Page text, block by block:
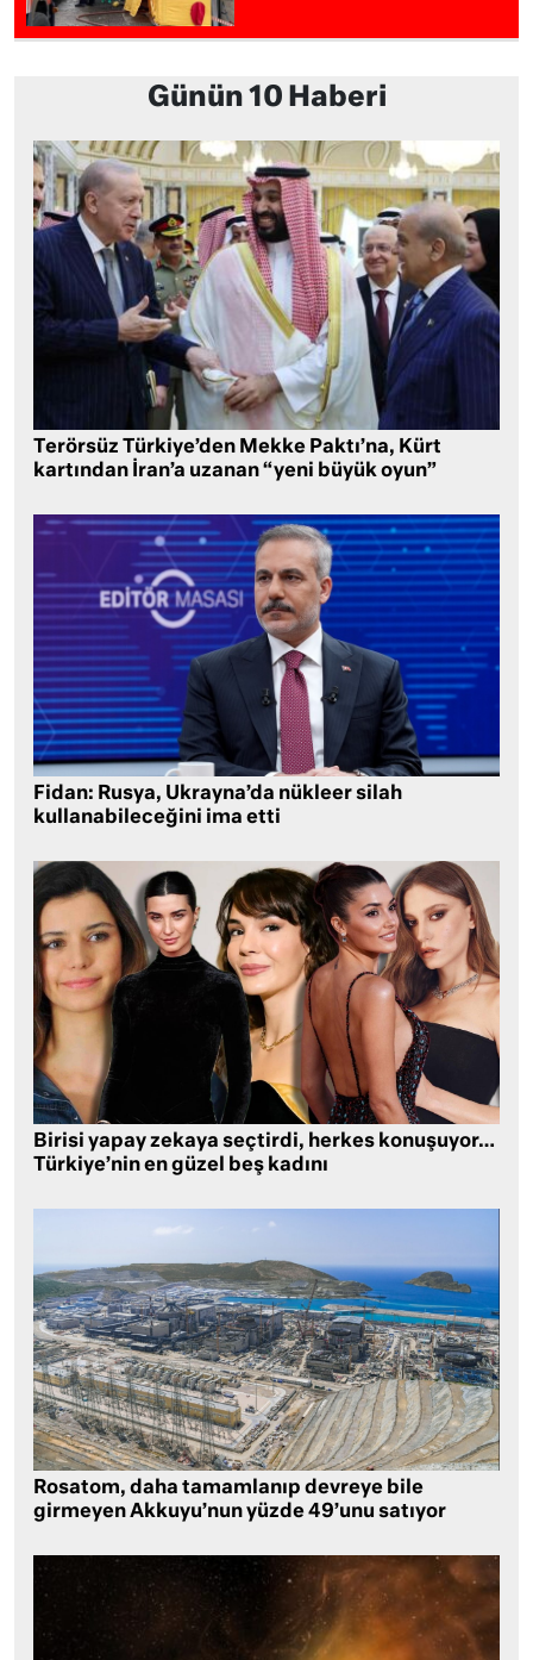
Günün 10 Haberi
Terörsüz Türkiye’den Mekke Paktı’na, Kürt
kartından İran’a uzanan “yeni büyük oyun”
Fidan: Rusya, Ukrayna’da nükleer silah
kullanabileceğini ima etti
Birisi yapay zekaya seçtirdi, herkes konuşuyor…
Türkiye’nin en güzel beş kadını
Rosatom, daha tamamlanıp devreye bile
girmeyen Akkuyu’nun yüzde 49’unu satıyor